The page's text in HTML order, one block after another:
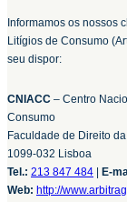
Informamos os nossos
Litígios de Consumo
seu dispor:
CNIACC – Centro
Consumo
Faculdade de Direito
1099-032 Lisboa
Tel.: 213 847 484 | E-
Web: http://